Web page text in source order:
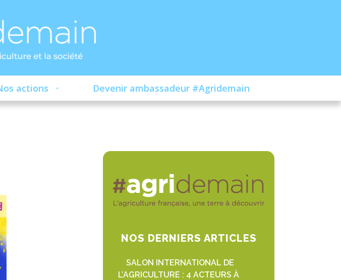
actions Devenir ambassadeur #Agridemain
NOS DERNIERS ARTICLES
SALON INTERNATIONAL DE
L’AGRICULTURE : 4 ACTEURS À